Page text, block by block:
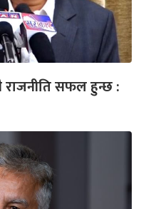
राजनीति सफल हुन्छ :